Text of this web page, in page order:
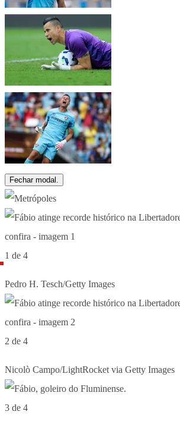
Fechar modal.
1 de 4
Pedro H. Tesch/Getty Images
2 de 4
Nicolò Campo/LightRocket via Getty Images
3 de 4